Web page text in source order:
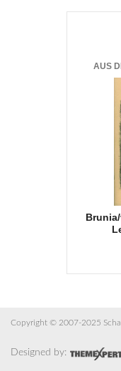
AUS
Copyright © 2007-2025
Designed by: